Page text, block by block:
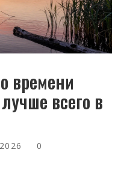
времени
всего в
0